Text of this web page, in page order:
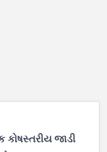
જાડી